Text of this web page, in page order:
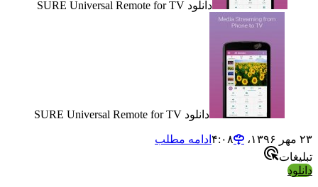
دانلود SURE Universal Remote for TV
دانلود SURE Universal Remote for TV
ادامه مطلب